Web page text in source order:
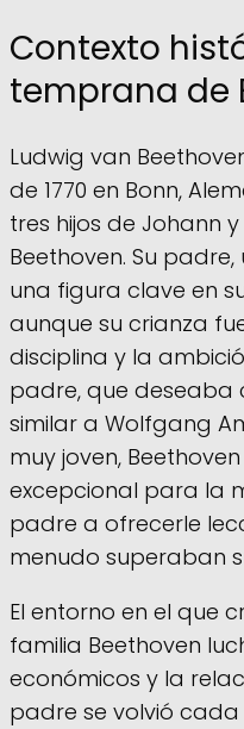
Contexto
temprana de
Ludwig van
de 1770 en Bonn,
tres hijos de Johann
Beethoven. Su
una figura clave en
aunque su crianza
disciplina y la
padre, que deseaba
similar a Wolfgang
muy joven,
excepcional para la
padre a ofrecerle
menudo superaban
El entorno en el que
familia Beethoven
económicos y la
padre se volvió